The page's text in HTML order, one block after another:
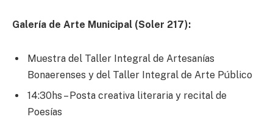
Galería de Arte Municipal (Soler 217):
Muestra del Taller Integral de Artesanías
Bonaerenses y del Taller Integral de Arte Público
14:30hs – Posta creativa literaria y recital de
Poesías